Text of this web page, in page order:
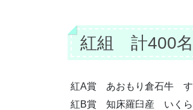
紅組 計400
紅A賞 あおもり倉石牛 す
紅B賞 知床羅臼産 いくら